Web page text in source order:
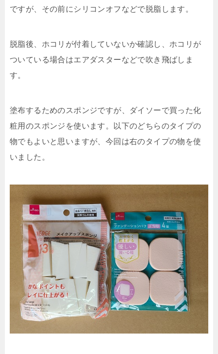
ですが、その前にシリコンオフなどで脱脂します。
脱脂後、ホコリが付着していないか確認し、ホコリが
ついている場合はエアダスターなどで吹き飛ばしま
す。
塗布するためのスポンジですが、ダイソーで買った化
粧用のスポンジを使います。以下のどちらのタイプの
物でもよいと思いますが、今回は右のタイプの物を使
いました。